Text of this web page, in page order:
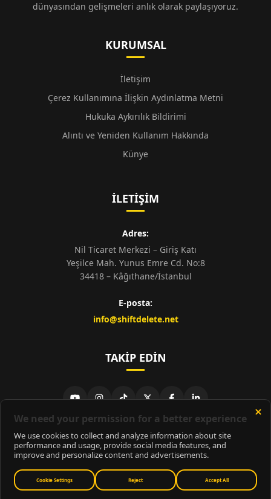
dünyasından gelişmeleri anlık olarak paylaşıyoruz.
KURUMSAL
İletişim
Çerez Kullanımına İlişkin Aydınlatma Metni
Hukuka Aykırılık Bildirimi
Alıntı ve Yeniden Kullanım Hakkında
Künye
İLETIŞIM
Adres:
Nil Ticaret Merkezi – Giriş Katı
Yeşilce Mah. Yunus Emre Cd. No:8
34418 – Kâğıthane/İstanbul
E-posta:
info@shiftdelete.net
TAKIP EDIN
© 2026ShiftDelete.Net- Tüm hakları saklıdır.
ShiftDelete.Net, İnternet Medyası ve Bilişim Muhabirleri Derneği
üyesidir.